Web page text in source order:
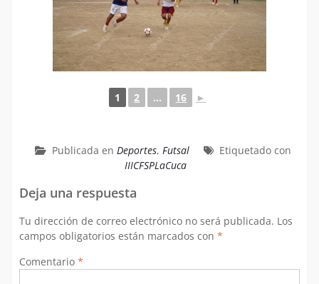
1 2 ... 16 ►
Publicada en Deportes, Futsal
Etiquetado con
IIICFSPLaCuca
Deja una respuesta
Tu dirección de correo electrónico no será publicada. Los
campos obligatorios están marcados con *
Comentario *